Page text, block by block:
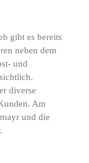
gibt es bereits
neben dem
und
diverse
Am
und die